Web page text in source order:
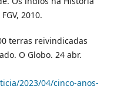
2010.
terras reivindicadas
O Globo. 24 abr.
2023/04/cinco-anos-